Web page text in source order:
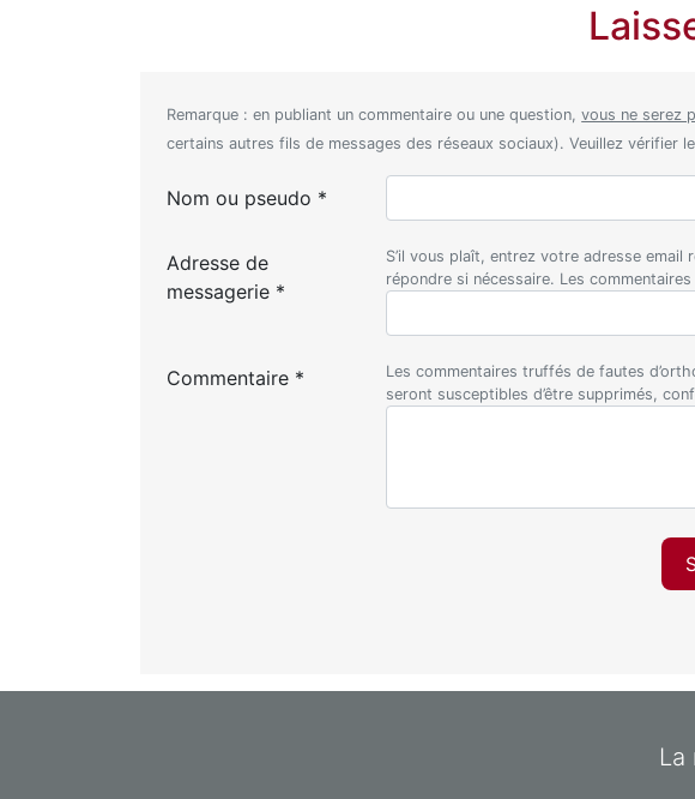
Remarque : en publiant un commentaire ou une question,vous ne serez
certains autres fils de messages des réseaux sociaux). Veuillez vérifier
Nom ou pseudo *
Adresse de
messagerie *
S’il vous plaît, entrez votre adresse
répondre si nécessaire. Les
Commentaire *
Les commentaires truffés de fautes
seront susceptibles d’être supprimés,
La